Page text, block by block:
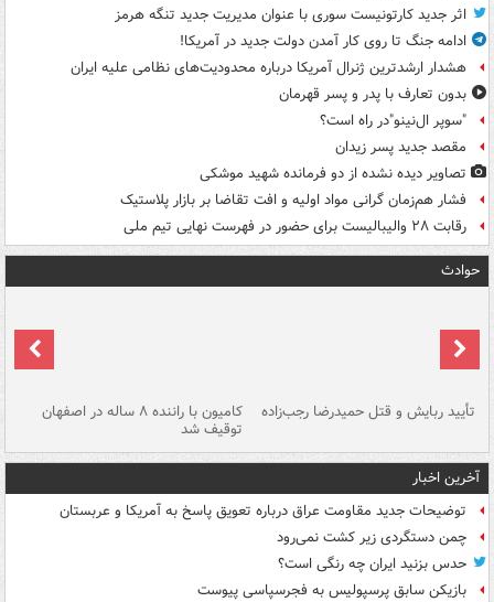
اثر جدید کارتونیست سوری با عنوان مدیریت جدید تنگه هرمز
ادامه جنگ تا روی کار آمدن دولت جدید در آمریکا!
هشدار ارشدترین ژنرال آمریکا درباره محدودیت‌های نظامی علیه ایران
بدون تعارف با پدر و پسر قهرمان
"سوپر ال‌نینو"در راه است؟
مقصد جدید پسر زیدان
تصاویر دیده‌ نشده از دو فرمانده شهید موشکی
فشار هم‌زمان گرانی مواد اولیه و افت تقاضا بر بازار پلاستیک
رقابت ۲۸ والیبالیست برای حضور در فهرست نهایی تیم ملی
حوادث
تأیید ربایش و قتل حمیدرضا رجب‌زاده کامیون با راننده ۸ ساله در اصفهان
توقیف شد
آخرین اخبار
توضیحات جدید مقاومت عراق درباره تعویق پاسخ به آمریکا و عربستان
چمن دستگردی زیر کشت نمی‌رود
حدس بزنید ایران چه رنگی است؟
بازیکن سابق پرسپولیس به فجرسپاسی پیوست